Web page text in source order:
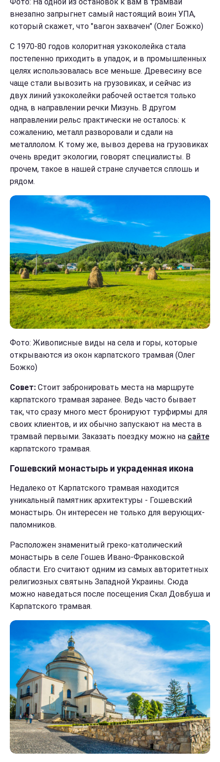
внезапно запрыгнет самый настоящий воин УПА,
который скажет, что "вагон захвачен" (Олег Божко)
С 1970-80 годов колоритная узкоколейка стала
постепенно приходить в упадок, и в промышленных
целях использовалась все меньше. Древесину все
чаще стали вывозить на грузовиках, и сейчас из
двух линий узкоколейки рабочей остается только
одна, в направлении речки Мизунь. В другом
направлении рельс практически не осталось: к
сожалению, металл разворовали и сдали на
металлолом. К тому же, вывоз дерева на грузовиках
очень вредит экологии, говорят специалисты. В
прочем, такое в нашей стране случается сплошь и
рядом.
Фото: Живописные виды на села и горы, которые
открываются из окон карпатского трамвая (Олег
Божко)
Совет: Стоит забронировать места на маршруте
карпатского трамвая заранее. Ведь часто бывает
так, что сразу много мест бронируют турфирмы для
своих клиентов, и их обычно запускают на места в
трамвай первыми. Заказать поездку можно на сайте
карпатского трамвая.
Гошевский монастырь и украденная икона
Недалеко от Карпатского трамвая находится
уникальный памятник архитектуры - Гошевский
монастырь. Он интересен не только для верующих-
паломников.
Расположен знаменитый греко-католический
монастырь в селе Гошев Ивано-Франковской
области. Его считают одним из самых авторитетных
религиозных святынь Западной Украины. Сюда
можно наведаться после посещения Скал Довбуша и
Карпатского трамвая.